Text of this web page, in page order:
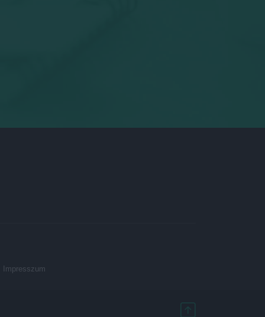
Impresszum